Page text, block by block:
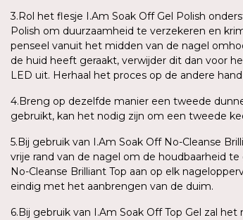
3.Rol het flesje I.Am Soak Off Gel Polish
Polish om duurzaamheid te verzekeren en
penseel vanuit het midden van de nagel
de huid heeft geraakt, verwijder dit dan voor
LED uit. Herhaal het proces op de andere
4.Breng op dezelfde manier een tweede
gebruikt, kan het nodig zijn om een tweede
5.Bij gebruik van I.Am Soak Off No-Cleanse
vrije rand van de nagel om de houdbaarheid
No-Cleanse Brilliant Top aan op elk
eindig met het aanbrengen van de duim.
6.Bij gebruik van I.Am Soak Off Top Gel zal